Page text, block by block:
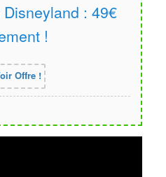
: 49€
!
Offre !